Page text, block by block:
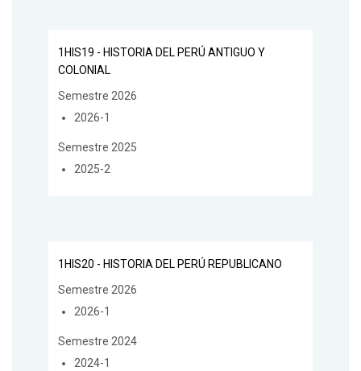
1HIS19 - HISTORIA DEL PERÚ ANTIGUO Y
COLONIAL
Semestre 2026
2026-1
Semestre 2025
2025-2
1HIS20 - HISTORIA DEL PERÚ REPUBLICANO
Semestre 2026
2026-1
Semestre 2024
2024-1